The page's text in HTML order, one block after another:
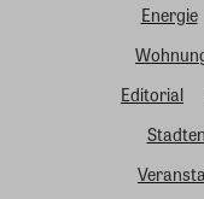
Energie
Editorial